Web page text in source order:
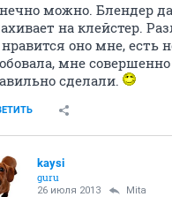
можно. Блендер
на клейстер.
оно мне, есть
мне
сделали.
kaysi
guru
26 июля 2013 Mita